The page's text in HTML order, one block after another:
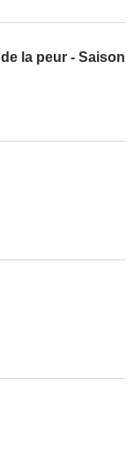
la peur - Saison